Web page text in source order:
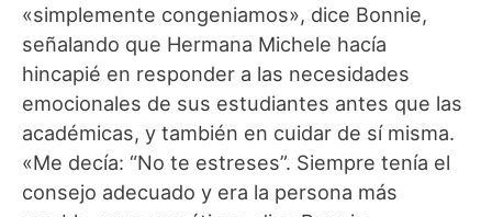
«simplemente congeniamos», dice Bonnie,
señalando que Hermana Michele hacía
hincapié en responder a las necesidades
emocionales de sus estudiantes antes que las
académicas, y también en cuidar de sí misma.
«Me decía: “No te estreses”. Siempre tenía el
consejo adecuado y era la persona más